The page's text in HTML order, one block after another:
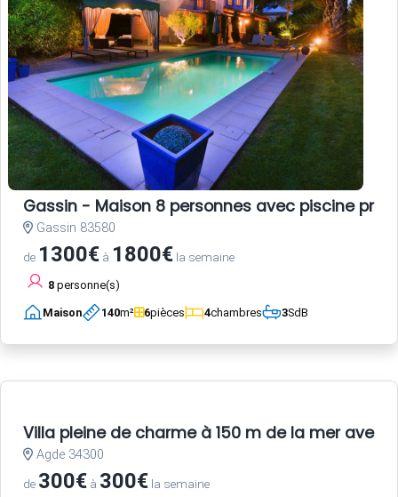
Gassin - Maison 8 personnes avec piscine
Gassin 83580
de 1300€ à 1800€ la semaine
8 personne(s)
Maison 140m² 6pièces 4chambres 3SdB
Villa pleine de charme à 150 m de la mer avec
Agde 34300
de 300€ à 300€ la semaine